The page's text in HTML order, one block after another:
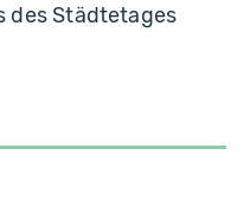
des Städtetages